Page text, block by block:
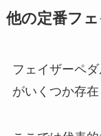
他の定番フ
フェイザーペ
がいくつか存在